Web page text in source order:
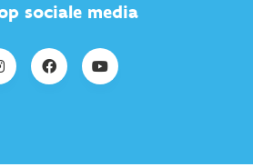
sociale media